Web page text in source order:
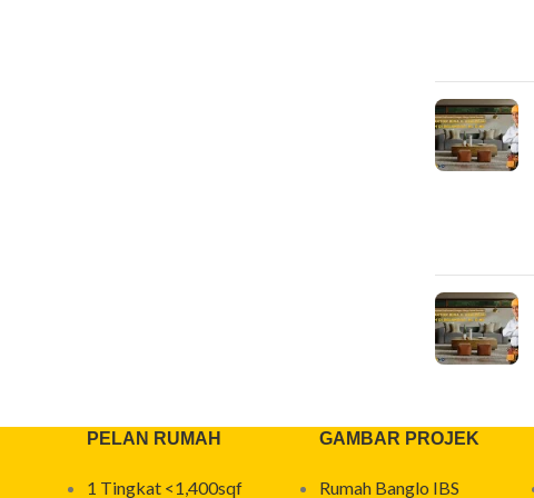
PELAN RUMAH
1 Tingkat <1,400sqf
GAMBAR PROJEK
Rumah Banglo IBS